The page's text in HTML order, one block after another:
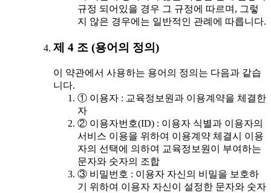
규정 되어있을 경우 그 규정에 따르며, 그렇
지 않은 경우에는 일반적인 관례에 따릅니다.
제 4 조 (용어의 정의)
이 약관에서 사용하는 용어의 정의는 다음과 같습
니다.
① 이용자 : 교육정보원과 이용계약을 체결한
자
② 이용자번호(ID) : 이용자 식별과 이용자의
서비스 이용을 위하여 이용계약 체결시 이용
자의 선택에 의하여 교육정보원이 부여하는
문자와 숫자의 조합
③ 비밀번호 : 이용자 자신의 비밀을 보호하
기 위하여 이용자 자신이 설정한 문자와 숫자